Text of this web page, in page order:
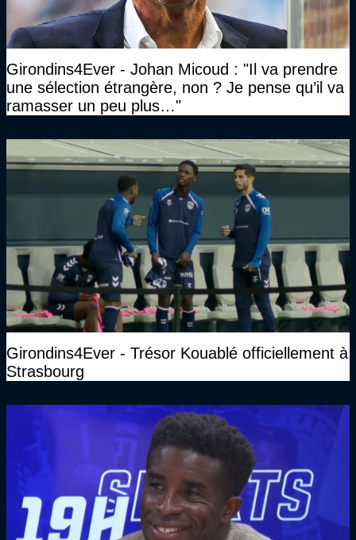
Girondins4Ever - Johan Micoud : "Il va prendre
une sélection étrangère, non ? Je pense qu’il va
ramasser un peu plus…"
Girondins4Ever - Trésor Kouablé officiellement à
Strasbourg